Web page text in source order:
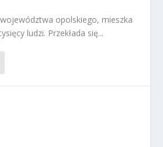
opolskiego, mieszka
ludzi. Przekłada się...